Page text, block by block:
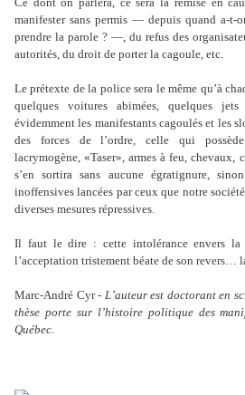
manifester sans permis — depuis quand a-t-
prendre la parole ? —, du refus des
autorités, du droit de porter la cagoule, etc.
Le prétexte de la police sera le même qu’à
quelques voitures abimées, quelques
évidemment les manifestants cagoulés et les
des forces de l’ordre, celle qui
lacrymogène, «Taser», armes à feu, chevaux,
s’en sortira sans aucune égratignure,
inoffensives lancées par ceux que notre
diverses mesures répressives.
Il faut le dire : cette intolérance envers la
l’acceptation tristement béate de son revers…
Marc-André Cyr - L’auteur est doctorant en
thèse porte sur l’histoire politique des
Québec.